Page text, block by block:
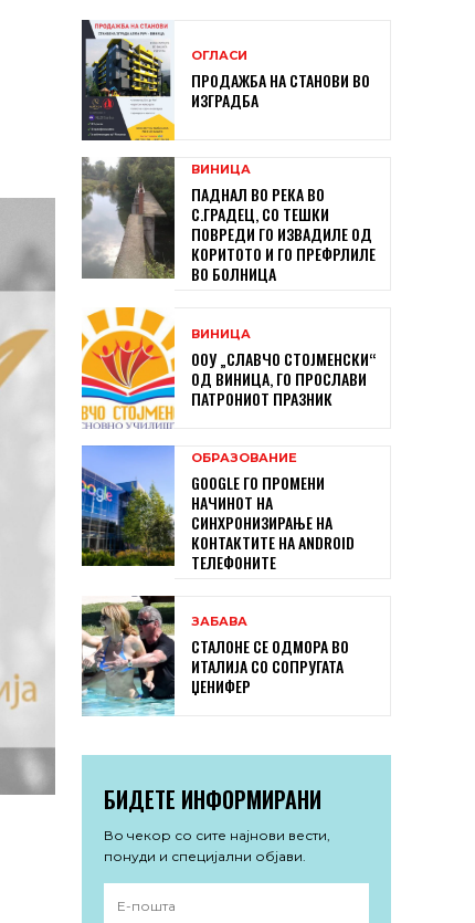
ОГЛАСИ
ПРОДАЖБА НА СТАНОВИ ВО
ИЗГРАДБА
ВИНИЦА
ПАДНАЛ ВО РЕКА ВО
С.ГРАДЕЦ, СО ТЕШКИ
ПОВРЕДИ ГО ИЗВАДИЛЕ ОД
КОРИТОТО И ГО ПРЕФРЛИЛЕ
ВО БОЛНИЦА
ВИНИЦА
ООУ „СЛАВЧО СТОЈМЕНСКИ“
ОД ВИНИЦА, ГО ПРОСЛАВИ
ПАТРОНИОТ ПРАЗНИК
ОБРАЗОВАНИЕ
GOOGLE ГО ПРОМЕНИ
НАЧИНОТ НА
СИНХРОНИЗИРАЊЕ НА
КОНТАКТИТЕ НА ANDROID
ТЕЛЕФОНИТЕ
ЗАБАВА
СТАЛОНЕ СЕ ОДМОРА ВО
ИТАЛИЈА СО СОПРУГАТА
ЏЕНИФЕР
БИДЕТЕ ИНФОРМИРАНИ
Во чекор со сите најнови вести,
понуди и специјални објави.